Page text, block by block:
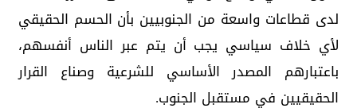
لدى قطاعات واسعة من الجنوبيين بأن الحسم الحقيقي
لأي خلاف سياسي يجب أن يتم عبر الناس أنفسهم،
باعتبارهم المصدر الأساسي للشرعية وصناع القرار
الحقيقيين في مستقبل الجنوب.